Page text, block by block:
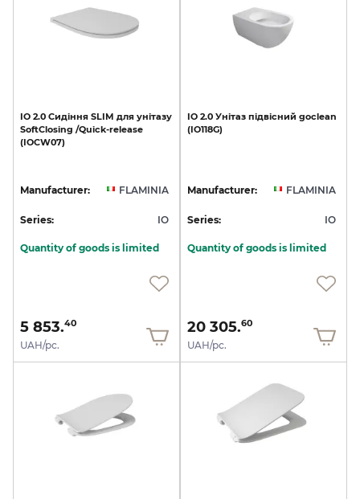
IO 2.0 Сидіння SLIM для унітазу
SoftClosing /Quick-release
(IOCW07)
Manufacturer: FLAMINIA
Series: IO
Quantity of goods is limited
5 853.40
UAH/pc.
IO 2.0 Унітаз підвісний goclean
(IO118G)
Manufacturer: FLAMINIA
Series: IO
Quantity of goods is limited
20 305.60
UAH/pc.